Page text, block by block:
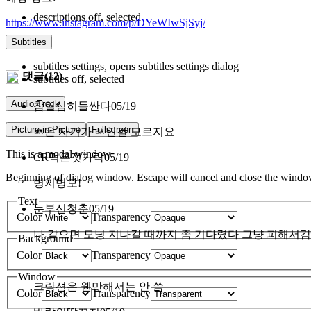
descriptions off, selected
Subtitles
subtitles settings, opens subtitles settings dialog
subtitles off, selected
Audio Track
Picture-in-Picture Fullscreen
This is a modal window.
Beginning of dialog window. Escape will cancel and close the
Text
Color
Transparency
Background
Color
Transparency
Window
Color
Transparency
https://www.instagram.com/p/DYeWIwSjSyj/
댓글(12)
참열심히들싼다05/19
ㅄ은 자기가 ㅄ인걸 모르지요
CR먹은젓가락05/19
병지병모!
눈부신청춘05/19
나 같으면 모닝 지나갈 때까지 좀 기다렸다 그냥 피해서감
크락션은 웬만해서는 안 씀